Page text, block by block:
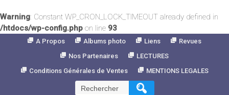
Warning: Constant WP_CRON_LOCK_TIMEOUT already defined in
/htdocs/wp-config.php on line 93
A Propos Albums photo Liens
Revues
Nos Partenaires
LECTURES
Conditions Générales de Ventes
MENTIONS LEGALES
Rechercher :